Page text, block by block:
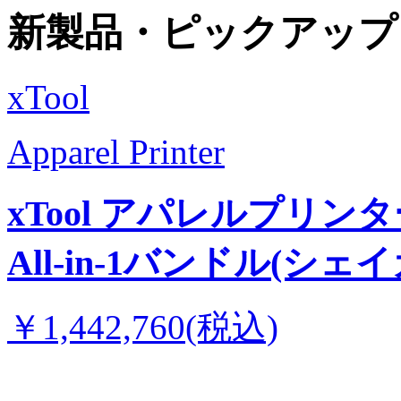
新製品・ピックアップ
xTool
Apparel Printer
xTool アパレルプリン
All-in-1バンドル(シェ
￥1,442,760(税込)